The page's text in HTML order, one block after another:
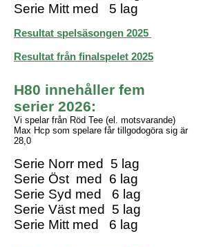
Serie Mitt med 5 lag
Resultat spelsäsongen 2025
Resultat från finalspelet 2025
H80 innehåller fem
serier 2026:
Vi spelar från Röd Tee (el. motsvarande)
Max Hcp som spelare får tillgodogöra sig är
28,0
Serie Norr med 5 lag
Serie Öst med 6 lag
Serie Syd med 6 lag
Serie Väst med 5 lag
Serie Mitt med 6 lag